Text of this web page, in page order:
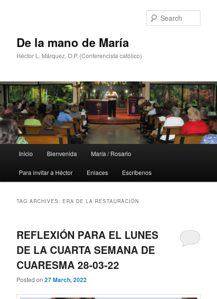
De la mano de María
Héctor L. Márquez, O.P. (Conferencista católico)
Inicio Bienvenida María / Rosario
Para invitar a Héctor Enlaces Escríbenos
TAG ARCHIVES: ERA DE LA RESTAURACIÓN
REFLEXIÓN PARA EL LUNES
DE LA CUARTA SEMANA DE
CUARESMA 28-03-22
Posted on27 March, 2022